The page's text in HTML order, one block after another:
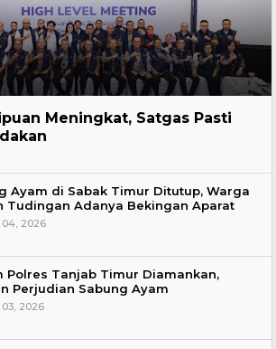
Meningkat, Satgas Pasti
Ayam di Sabak Timur Ditutup, Warga
Tudingan Adanya Bekingan Aparat
2026
Polres Tanjab Timur Diamankan,
Perjudian Sabung Ayam
2026